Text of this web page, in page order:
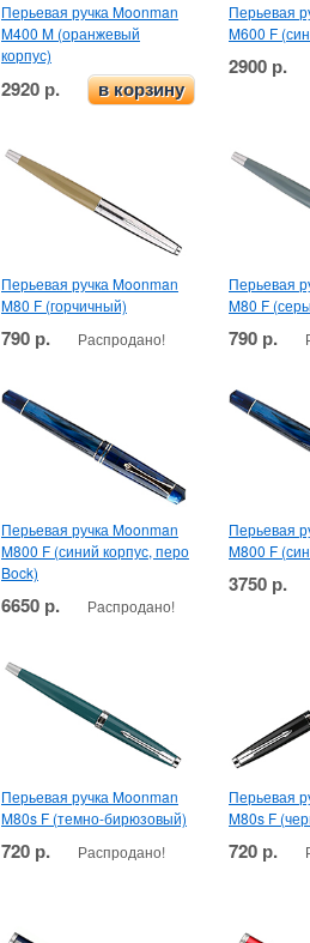
Перьевая ручка Moonman
M400 M (оранжевый
корпус)
2920 р. в корзину
Перьевая
M600 F
2900 р.
Перьевая ручка Moonman
M80 F (горчичный)
790 р. Распродано!
Перьевая
M80 F
790 р.
Перьевая ручка Moonman
M800 F (синий корпус, перо
Bock)
6650 р. Распродано!
Перьевая
M800 F
3750 р.
Перьевая ручка Moonman
M80s F (темно-бирюзовый)
720 р. Распродано!
Перьевая
M80s F
720 р.